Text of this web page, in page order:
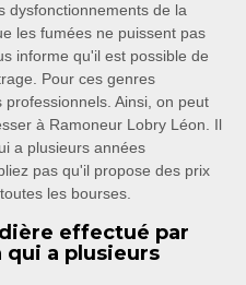
dysfonctionnements de la
les fumées ne puissent pas
informe qu'il est possible de
Pour ces genres
Ainsi, on peut
à Ramoneur Lobry Léon. Il
a plusieurs années
pas qu'il propose des prix
les bourses.
effectué par
qui a plusieurs